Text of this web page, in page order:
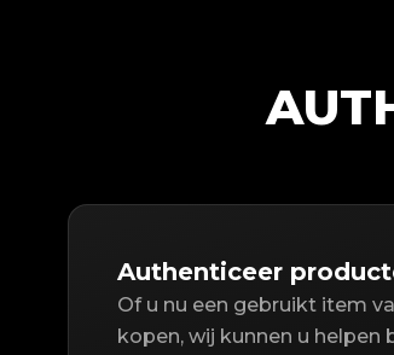
Authenticeer
Of u nu een gebruikt item
kopen, wij kunnen u